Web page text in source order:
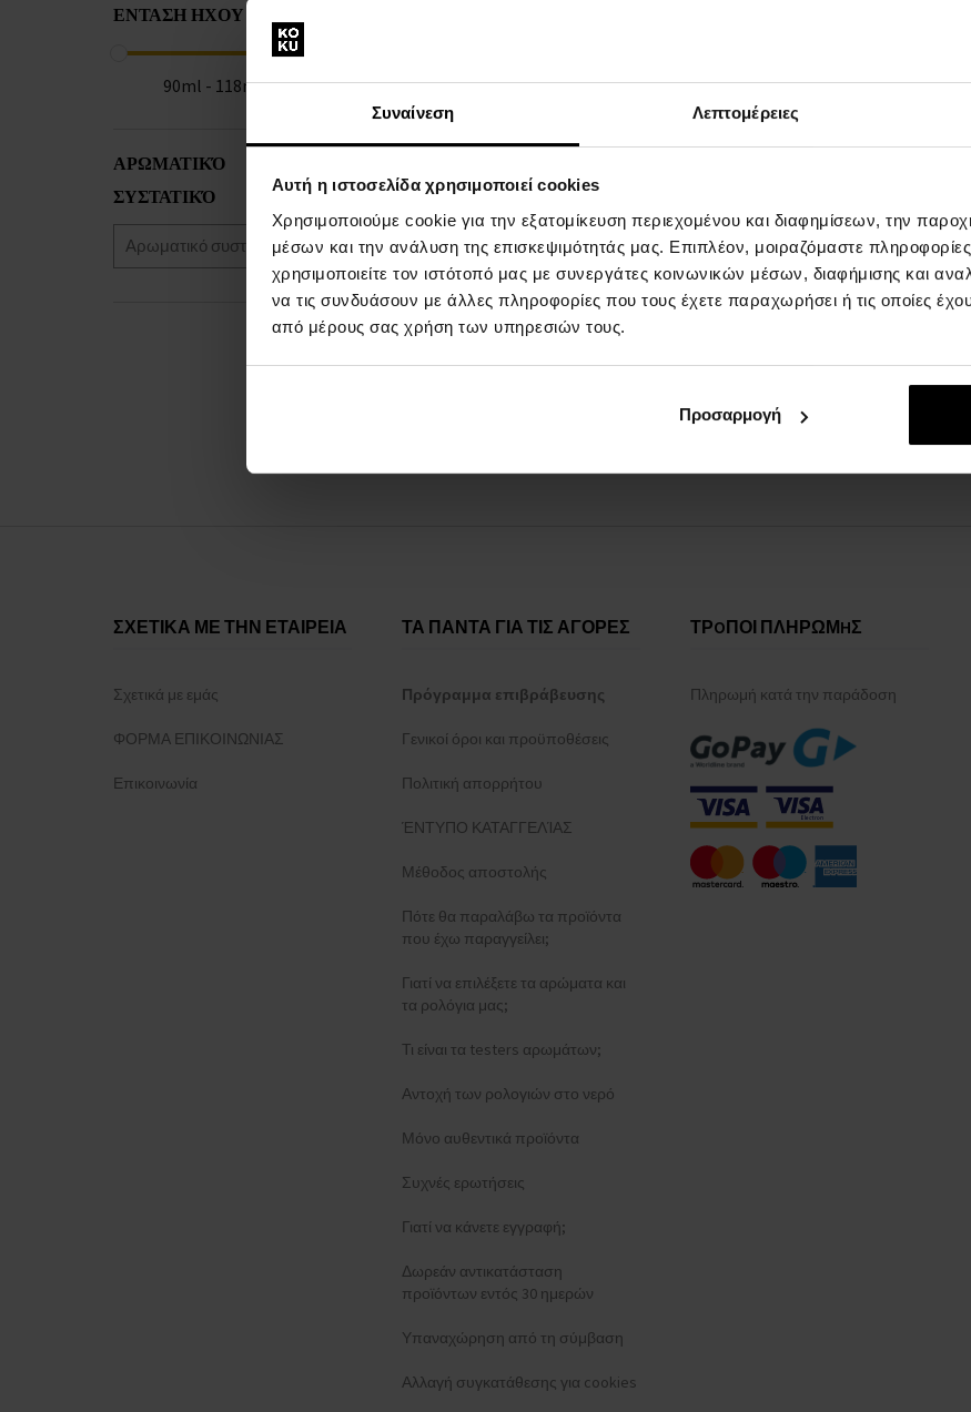
Συναίνεση Λεπτομέρειες
Αυτή η ιστοσελίδα χρησιμοποιεί cookies
Χρησιμοποιούμε cookie για την εξατομίκευση περιεχομένου και διαφημίσεων, την
μέσων και την ανάλυση της επισκεψιμότητάς μας. Επιπλέον, μοιραζόμαστε
χρησιμοποιείτε τον ιστότοπό μας με συνεργάτες κοινωνικών μέσων, διαφήμισης και
να τις συνδυάσουν με άλλες πληροφορίες που τους έχετε παραχωρήσει ή τις οποίες
από μέρους σας χρήση των υπηρεσιών τους.
Προσαρμογή
ΕΝΤΑΣΗ ΗΧΟΥ
90ml - 118ml
ΑΡΩΜΑΤΙΚΌ
ΣΥΣΤΑΤΙΚΌ
Γυναίκες
Άμεσα
διαθέσιμο
26,00 €
Άνδρες
διαθέσιμο
20,00 €
Η
στις
22,00 €
:
ΣΧΕΤΙΚΑ ΜΕ ΤΗΝ ΕΤΑΙΡΕΙΑ
Σχετικά με εμάς
ΦΟΡΜΑ ΕΠΙΚΟΙΝΩΝΙΑΣ
Επικοινωνία
ΤΑ ΠΑΝΤΑ ΓΙΑ ΤΙΣ ΑΓΟΡΕΣ
Πρόγραμμα επιβράβευσης
Γενικοί όροι και προϋποθέσεις
Πολιτική απορρήτου
ΈΝΤΥΠΟ ΚΑΤΑΓΓΕΛΊΑΣ
Μέθοδος αποστολής
Πότε θα παραλάβω τα προϊόντα
που έχω παραγγείλει;
Γιατί να επιλέξετε τα αρώματα και
τα ρολόγια μας;
Τι είναι τα testers αρωμάτων;
Αντοχή των ρολογιών στο νερό
Μόνο αυθεντικά προϊόντα
Συχνές ερωτήσεις
Γιατί να κάνετε εγγραφή;
Δωρεάν αντικατάσταση
προϊόντων εντός 30 ημερών
Υπαναχώρηση από τη σύμβαση
Αλλαγή συγκατάθεσης για cookies
ΤΡOΠΟΙ ΠΛΗΡΩΜHΣ
Πληρωμή κατά την παράδοση